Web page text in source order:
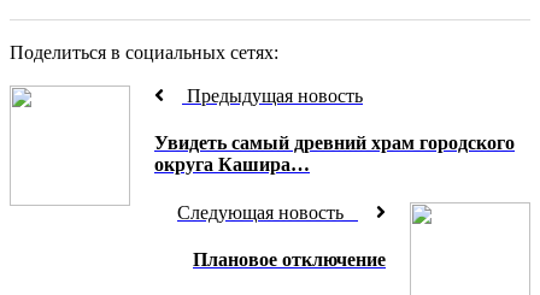
Поделиться в социальных сетях:
Предыдущая новость
Увидеть самый древний храм городского
округа Кашира…
Следующая новость
Плановое отключение